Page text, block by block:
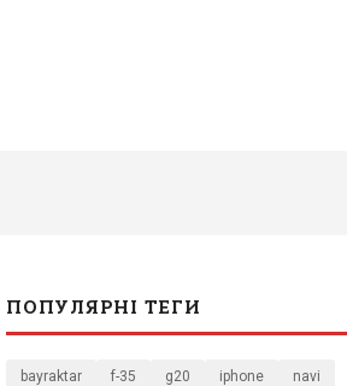
ПОПУЛЯРНІ ТЕГИ
bayraktar f-35 g20 iphone navi